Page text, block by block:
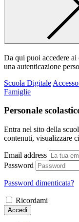
Da qui puoi accedere
una autenticazione
Scuola Digitale
Famiglie
Personale
Entra nel sito della
contenuti, visualizzare
Email address
Password
Password dimenticata?
Ricordami
Accedi